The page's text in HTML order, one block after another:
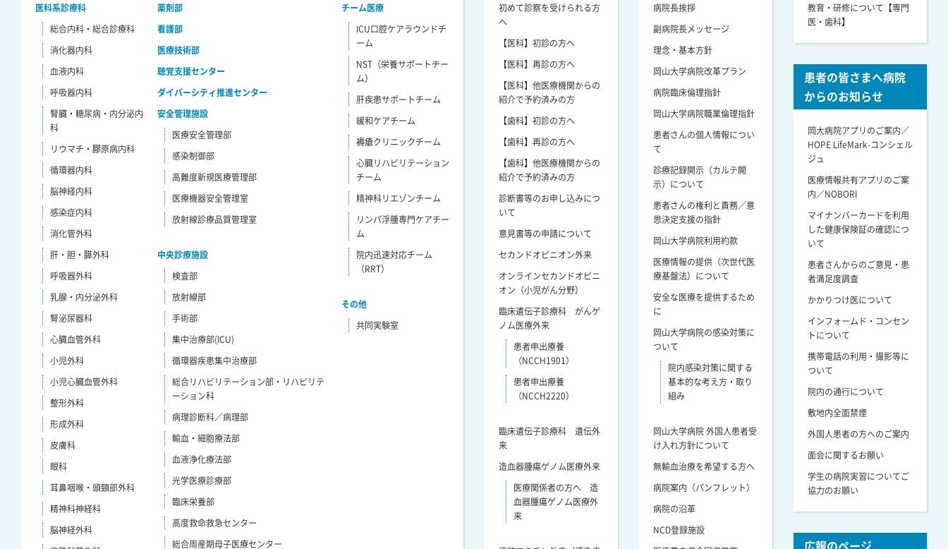
医科系診療科
総合内科・総合診療科
消化器内科
血液内科
呼吸器内科
腎臓・糖尿病・内分泌内
科
リウマチ・膠原病内科
循環器内科
脳神経内科
感染症内科
消化管外科
肝・胆・膵外科
呼吸器外科
乳腺・内分泌外科
腎泌尿器科
心臓血管外科
小児外科
小児心臓血管外科
整形外科
形成外科
皮膚科
眼科
耳鼻咽喉・頭頸部外科
精神科神経科
脳神経外科
薬剤部
看護部
医療技術部
聴覚支援センター
ダイバーシティ推進センター
安全管理施設
医療安全管理部
感染制御部
高難度新規医療管理部
医療機器安全管理室
放射線診療品質管理室
中央診療施設
検査部
放射線部
手術部
集中治療部(ICU)
循環器疾患集中治療部
総合リハビリテーション部・リハビリテ
ーション科
病理診断科／病理部
輸血・細胞療法部
血液浄化療法部
光学医療診療部
臨床栄養部
高度救命救急センター
総合周産期母子医療センター
チーム医療
ICU口腔ケアラウンドチ
ーム
NST（栄養サポートチー
ム）
肝疾患サポートチーム
緩和ケアチーム
褥瘡クリニックチーム
心臓リハビリテーション
チーム
精神科リエゾンチーム
リンパ浮腫専門ケアチー
ム
院内迅速対応チーム
（RRT）
その他
共同実験室
初めて診察を受けられる方
へ
【医科】初診の方へ
【医科】再診の方へ
【医科】他医療機関からの
紹介で予約済みの方
【歯科】初診の方へ
【歯科】再診の方へ
【歯科】他医療機関からの
紹介で予約済みの方
診断書等のお申し込みにつ
いて
意見書等の申請について
セカンドオピニオン外来
オンラインセカンドオピニ
オン（小児がん分野）
臨床遺伝子診療科 がんゲ
ノム医療外来
患者申出療養
（NCCH1901）
患者申出療養
（NCCH2220）
臨床遺伝子診療科 遺伝外
来
造血器腫瘍ゲノム医療外来
医療関係者の方へ 造
血器腫瘍ゲノム医療外
来
病院長挨拶
副病院長メッセージ
理念・基本方針
岡山大学病院改革プラン
病院臨床倫理指針
岡山大学病院職業倫理指針
患者さんの個人情報につい
て
診療記録開示（カルテ開
示）について
患者さんの権利と責務／意
思決定支援の指針
岡山大学病院利用約款
医療情報の提供（次世代医
療基盤法）について
安全な医療を提供するため
に
岡山大学病院の感染対策に
ついて
院内感染対策に関する
基本的な考え方・取り
組み
岡山大学病院 外国人患者受
け入れ方針について
無輸血治療を希望する方へ
病院案内（パンフレット）
病院の沿革
NCD登録施設
教育・研修について【専門
医・歯科】
患者の皆さまへ病院
からのお知らせ
岡大病院アプリのご案内／
HOPE LifeMark-コンシェル
ジュ
医療情報共有アプリのご案
内／NOBORI
マイナンバーカードを利用
した健康保険証の確認につ
いて
患者さんからのご意見・患
者満足度調査
かかりつけ医について
インフォームド・コンセン
トについて
携帯電話の利用・撮影等に
ついて
院内の通行について
敷地内全面禁煙
外国人患者の方へのご案内
面会に関するお願い
学生の病院実習についてご
協力のお願い
広報のページ